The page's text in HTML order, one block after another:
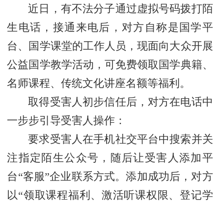
近日，有不法分子通过虚拟号码拨打陌
生电话，接通来电后，对方自称是国学平
台、国学课堂的工作人员，现面向大众开展
公益国学教学活动，可免费领取国学典籍、
名师课程、传统文化讲座名额等福利。
取得受害人初步信任后，对方在电话中
一步步引导受害人操作：
要求受害人在手机社交平台中搜索并关
注指定陌生公众号，随后让受害人添加平
台“客服”企业联系方式。添加成功后，对方
以“领取课程福利、激活听课权限、登记学